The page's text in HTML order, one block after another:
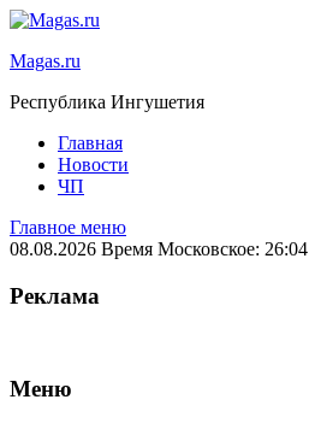
Magas.ru
Республика Ингушетия
Главная
Новости
ЧП
Главное меню
08.08.2026 Время Московское: 26:04
Реклама
Меню